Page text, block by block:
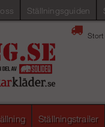
Ställningsguiden
Stort
Ställningstrailer